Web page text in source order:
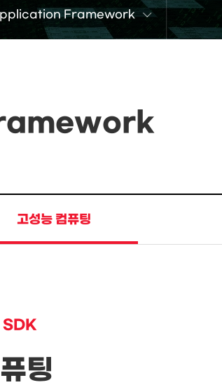
Framework
고성능 컴퓨팅
팅